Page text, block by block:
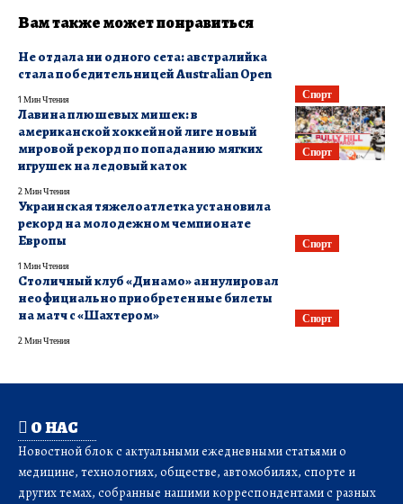
Вам также может понравиться
Спорт
Не отдала ни одного сета: австралийка
стала победительницей Australian Open
1 Мин Чтения
Спорт
Лавина плюшевых мишек: в
американской хоккейной лиге новый
мировой рекорд по попаданию мягких
игрушек на ледовый каток
2 Мин Чтения
Спорт
Украинская тяжелоатлетка установила
рекорд на молодежном чемпионате
Европы
1 Мин Чтения
Спорт
Столичный клуб «Динамо» аннулировал
неофициально приобретенные билеты
на матч с «Шахтером»
2 Мин Чтения
О НАС
Новостной блок с актуальными ежедневными статьями о
медицине, технологиях, обществе, автомобилях, спорте и
других темах, собранные нашими корреспондентами с разных